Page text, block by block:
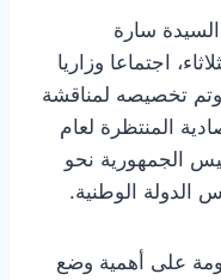
سارة
اجتماعا وزاريا
تخصيصه لمناقشة
المنتظرة لعام
الجمهورية نحو
الدولة الوطنية.
على أهمية وضع